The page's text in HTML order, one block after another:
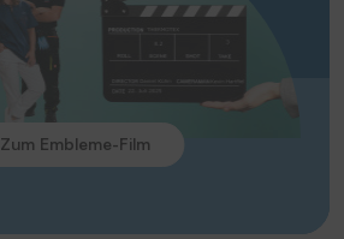
Zum Embleme-Film